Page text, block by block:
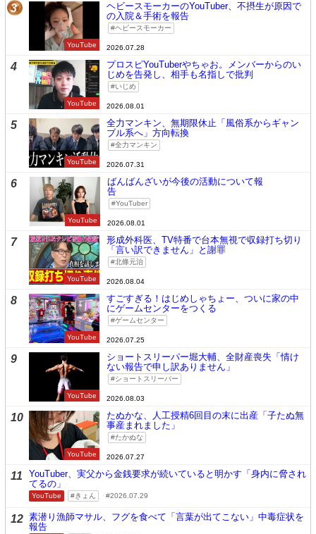
3
YouTube
ヘビースモーカーのYouTuber、不摂生が原因で
の入院＆手術を報告
ヘビースモーカー
2026.07.28
4
YouTube
プロスピYouTuberやちゃお。メンバーからのい
じめを告発し、相手も名指しで批判
いじめ
2026.08.01
5
YouTube
全力マンキン、無期限休止「風俗系からギャン
ブル系へ」方向転換
全力マンキン
2026.07.31
6
YouTube
ばんばんざいが今後の活動について報
告
YouTuber
2026.08.01
7
YouTube
形成外科医、TV特番で台本無視で収録打ち切り
「言い訳できません」と謝罪
北條元治
2026.08.04
8
YouTube
すごすぎる！はじめしゃちょー、ついに家の中
にゲームセンターをつくる
ゲームセンター
2026.07.25
9
YouTube
ショートスリーパー堀大輔、全財産喪失「情け
ない報告で申し訳ありません」
ショートスリーパー
2026.08.03
10
YouTube
たぬかな、人工授精6回目の末に出産「子たぬ無
事産まれました」
たかぬな
2026.07.27
11
YouTuber、実父から金銭要求が続いていると明かす「身内に脅され
てるの」
YouTube きょん 2026.07.29
12 素潜り漁師マサル、フグを食べて「言葉が出てこない」中毒症状を
報告